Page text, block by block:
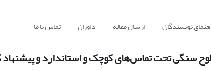
نویسندگان ارسال مقاله داوران تماس با ما
تحت تماس‌های کوچک و استاندارد و پیشنهاد